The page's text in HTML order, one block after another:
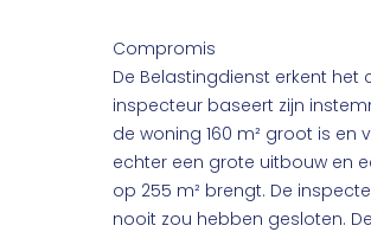
Compromis
De Belastingdienst erkent
inspecteur baseert zijn
de woning 160 m² groot is
echter een grote uitbouw en
op 255 m² brengt. De
nooit zou hebben gesloten.